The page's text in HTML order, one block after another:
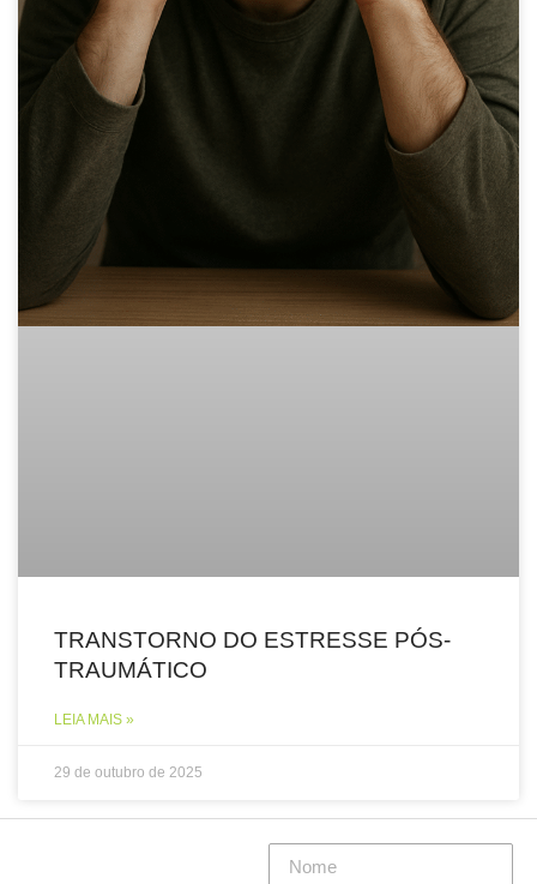
TRANSTORNO DO ESTRESSE PÓS-
TRAUMÁTICO
LEIA MAIS »
29 de outubro de 2025